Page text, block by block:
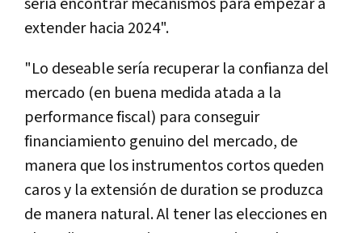
extender hacia 2024".
"Lo deseable sería recuperar la confianza del
mercado (en buena medida atada a la
performance fiscal) para conseguir
financiamiento genuino del mercado, de
manera que los instrumentos cortos queden
caros y la extensión de duration se produzca
de manera natural. Al tener las elecciones en